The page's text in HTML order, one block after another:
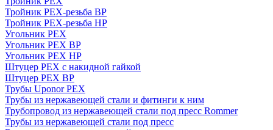
Тройник PEX-резьба ВР
Тройник PEX-резьба НР
Угольник PEX
Угольник PEX ВР
Угольник PEX НР
Штуцер PEX c накидной гайкой
Штуцер PEX ВР
Трубы Uponor PEX
Трубы из нержавеющей стали и фитинги к ним
Трубопровод из нержавеющей стали под пресс Rommer
Трубы из нержавеющей стали под пресс